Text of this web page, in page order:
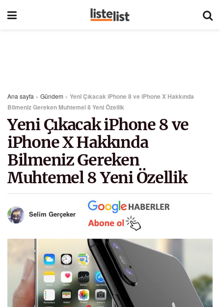
Ana sayfa » Gündem » Yeni Çıkacak iPhone 8 ve iPhone X Hakkında
Bilmeniz Gereken Muhtemel 8 Yeni Özellik
Yeni Çıkacak iPhone 8 ve
iPhone X Hakkında
Bilmeniz Gereken
Muhtemel 8 Yeni Özellik
Selim Gerçeker